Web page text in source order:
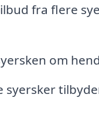
fra flere
om
syersker